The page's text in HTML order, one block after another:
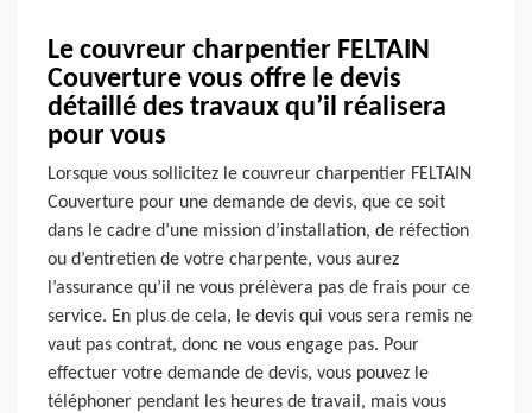
Le couvreur charpentier FELTAIN
Couverture vous offre le devis
détaillé des travaux qu’il réalisera
pour vous
Lorsque vous sollicitez le couvreur charpentier FELTAIN
Couverture pour une demande de devis, que ce soit
dans le cadre d’une mission d’installation, de réfection
ou d’entretien de votre charpente, vous aurez
l’assurance qu’il ne vous prélèvera pas de frais pour ce
service. En plus de cela, le devis qui vous sera remis ne
vaut pas contrat, donc ne vous engage pas. Pour
effectuer votre demande de devis, vous pouvez le
téléphoner pendant les heures de travail, mais vous